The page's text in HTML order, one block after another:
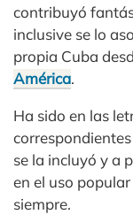
contribuyó
inclusive se lo
propia Cuba
América.
Ha sido en las
se la incluyó y a
en el uso popular
siempre.